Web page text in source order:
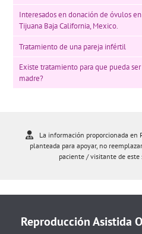
Interesados en donación de óvulos en
Tijuana Baja California, Mexico.
Tratamiento de una pareja infértil
Existe tratamiento para que pueda ser
madre?
La información proporcionada en
planteada para apoyar, no
paciente / visitante de este
Reproducción Asistida